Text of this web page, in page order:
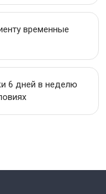
временные
6 дней в неделю